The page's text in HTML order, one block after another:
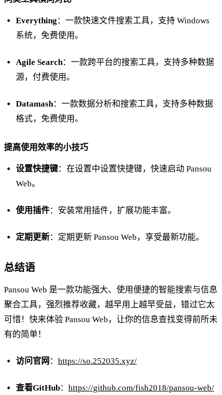
Everything ：一款快速文件搜索工具，支持 Windows
系统，免费使用。
Agile Search：一款跨平台的搜索工具，支持多种数据
源，付费使用。
Datamash：一款数据分析和搜索工具，支持多种数据
格式，免费使用。
提高使用效率的小技巧
设置快捷键：在设置中设置快捷键，快速启动 Pansou
Web。
使用插件：安装常用插件，扩展功能丰富。
定期更新：定期更新 Pansou Web，享受最新功能。
总结语
Pansou Web 是一款功能强大、使用便捷的智能搜索与信息
聚合工具，强烈推荐收藏，越早用上越早受益，错过它太
可惜！快来体验 Pansou Web，让你的信息查找变得前所未
有的简单！
访问官网 ： https://so.252035.xyz/
查看GitHub： https://github.com/fish2018/pansou-web/